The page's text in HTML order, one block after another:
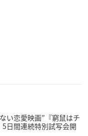
い恋愛映画”『窮鼠はチ
5日間連続特別試写会開